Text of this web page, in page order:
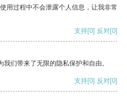
用过程中不会泄露个人信息，让我非常
支持[0] 反对[0]
们带来了无限的隐私保护和自由。
支持[0] 反对[0]